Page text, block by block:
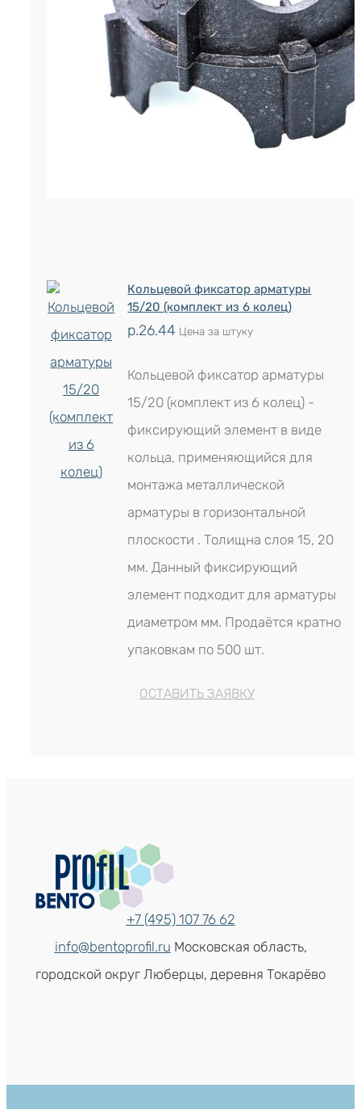
используется для арматуры
Продаётся кратно упаковкам
ОСТАВИТЬ ЗАЯВКУ
Кольцевой фиксатор арматуры
15/20 (комплект из 6 колец)
р.26.44 Цена за штуку
Кольцевой фиксатор арматуры
15/20 (комплект из 6 колец) -
фиксирующий элемент в виде
кольца, применяющийся для
монтажа металлической
арматуры в горизонтальной
плоскости . Толищна слоя 15, 20
мм. Данный фиксирующий
элемент подходит для арматуры
диаметром мм. Продаётся кратно
упаковкам по 500 шт.
ОСТАВИТЬ ЗАЯВКУ
+7 (495) 107 76 62
info@bentoprofil.ru Московская область,
городской округ Люберцы, деревня Токарёво